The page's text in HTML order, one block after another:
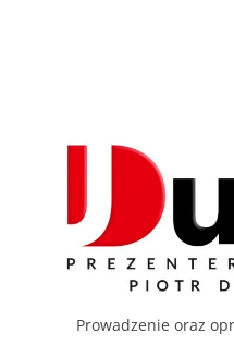
Prowadzenie oraz